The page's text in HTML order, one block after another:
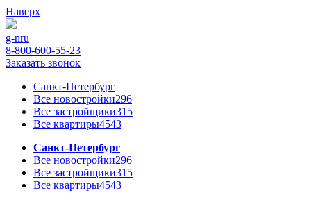
Наверх
g-nru
8-800-600-55-23
Заказать звонок
Санкт-Петербург
Все новостройки296
Все застройщики315
Все квартиры4543
Санкт-Петербург
Все новостройки296
Все застройщики315
Все квартиры4543